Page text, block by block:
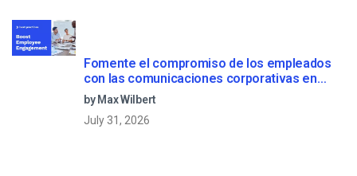
Fomente el compromiso de los empleados
con las comunicaciones corporativas en
directo
by Max Wilbert
July 31, 2026